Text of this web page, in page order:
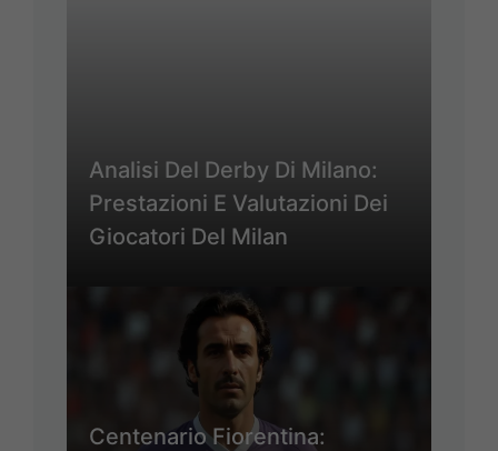
Analisi Del Derby Di Milano:
Prestazioni E Valutazioni Dei
Giocatori Del Milan
Centenario Fiorentina: